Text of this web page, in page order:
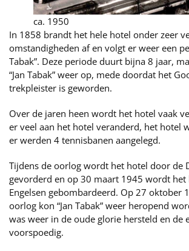
ca. 1950
In 1858 brandt het hele hotel onder zeer
omstandigheden af en volgt er weer een
Tabak”. Deze periode duurt bijna 8 jaar,
“Jan Tabak” weer op, mede doordat het
trekpleister is geworden.
Over de jaren heen wordt het hotel vaak
er veel aan het hotel veranderd, het hotel
er werden 4 tennisbanen aangelegd.
Tijdens de oorlog wordt het hotel door de
gevorderd en op 30 maart 1945 wordt
Engelsen gebombardeerd. Op 27 oktober
oorlog kon “Jan Tabak” weer heropend
was weer in de oude glorie hersteld en de
voorspoedig.